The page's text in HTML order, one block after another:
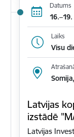
Datums
Laiks
Visu
Latvijas
izstādē
Latvijas